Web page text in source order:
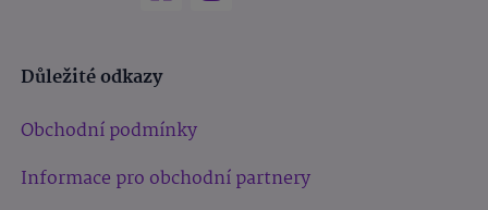
Důležité odkazy
Obchodní podmínky
Informace pro obchodní partnery